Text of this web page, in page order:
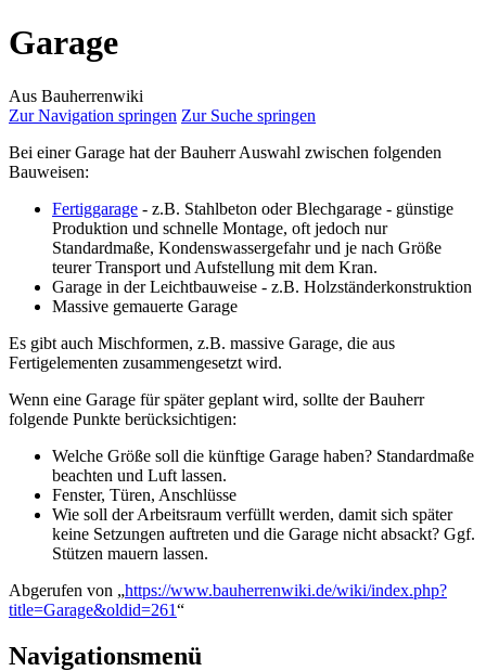
Garage
Aus Bauherrenwiki
Zur Navigation springen Zur Suche springen
Bei einer Garage hat der Bauherr Auswahl zwischen folgenden
Bauweisen:
Fertiggarage - z.B. Stahlbeton oder Blechgarage - günstige
Produktion und schnelle Montage, oft jedoch nur
Standardmaße, Kondenswassergefahr und je nach Größe
teurer Transport und Aufstellung mit dem Kran.
Garage in der Leichtbauweise - z.B. Holzständerkonstruktion
Massive gemauerte Garage
Es gibt auch Mischformen, z.B. massive Garage, die aus
Fertigelementen zusammengesetzt wird.
Wenn eine Garage für später geplant wird, sollte der Bauherr
folgende Punkte berücksichtigen:
Welche Größe soll die künftige Garage haben? Standardmaße
beachten und Luft lassen.
Fenster, Türen, Anschlüsse
Wie soll der Arbeitsraum verfüllt werden, damit sich später
keine Setzungen auftreten und die Garage nicht absackt? Ggf.
Stützen mauern lassen.
Abgerufen von „https://www.bauherrenwiki.de/wiki/index.php?
title=Garage&oldid=261“
Navigationsmenü